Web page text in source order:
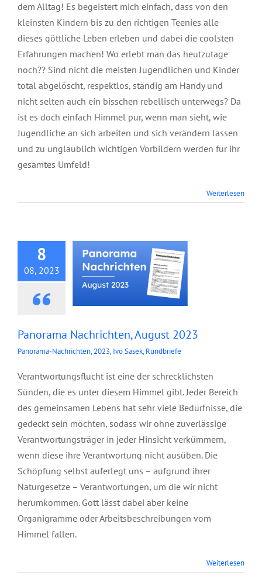
dem Alltag! Es begeistert mich einfach, dass von den
kleinsten Kindern bis zu den richtigen Teenies alle
dieses göttliche Leben erleben und dabei die coolsten
Erfahrungen machen! Wo erlebt man das heutzutage
noch?? Sind nicht die meisten Jugendlichen und Kinder
total abgelöscht, respektlos, ständig am Handy und
nicht selten auch ein bisschen rebellisch unterwegs? Da
ist es doch einfach Himmel pur, wenn man sieht, wie
Jugendliche an sich arbeiten und sich verändern lassen
und zu unglaublich wichtigen Vorbildern werden für ihr
gesamtes Umfeld!
Weiterlesen
8
08, 2023
Panorama Nachrichten, August 2023
Panorama-Nachrichten, 2023, Ivo Sasek, Rundbriefe
Verantwortungsflucht ist eine der schrecklichsten
Sünden, die es unter diesem Himmel gibt. Jeder Bereich
des gemeinsamen Lebens hat sehr viele Bedürfnisse, die
gedeckt sein möchten, sodass wir ohne zuverlässige
Verantwortungsträger in jeder Hinsicht verkümmern,
wenn diese ihre Verantwortung nicht ausüben. Die
Schöpfung selbst auferlegt uns – aufgrund ihrer
Naturgesetze – Verantwortungen, um die wir nicht
herumkommen. Gott lässt dabei aber keine
Organigramme oder Arbeitsbeschreibungen vom
Himmel fallen.
Weiterlesen
Junior Ölbaum, Mai